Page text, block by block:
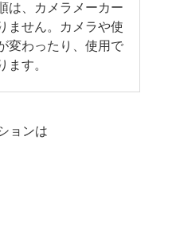
は、カメラメーカー
ません。カメラや使
変わったり、使用で
ます。
ョンは